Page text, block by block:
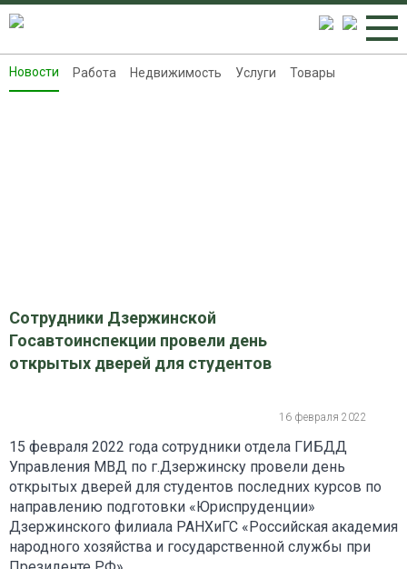
Новости
Новости Работа Недвижимость Услуги Товары
Сотрудники Дзержинской
Госавтоинспекции провели день
открытых дверей для студентов
16 февраля 2022
15 февраля 2022 года сотрудники отдела ГИБДД
Управления МВД по г.Дзержинску провели день
открытых дверей для студентов последних курсов по
направлению подготовки «Юриспруденции»
Дзержинского филиала РАНХиГС «Российская академия
народного хозяйства и государственной службы при